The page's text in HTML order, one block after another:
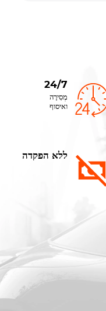
24/7
מְסִירָה
ואיסוף
ללא הפקדה